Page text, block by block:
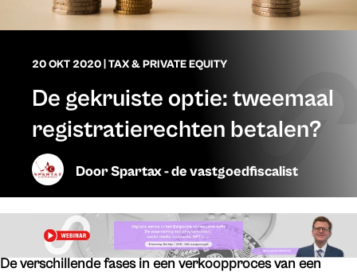
20 OKT 2020 TAX & PRIVATE EQUITY
De gekruiste optie: tweemaal
registratierechten betalen?
DoorSpartax - de vastgoedfiscalist
De verschillende fases in een verkoopproces van een